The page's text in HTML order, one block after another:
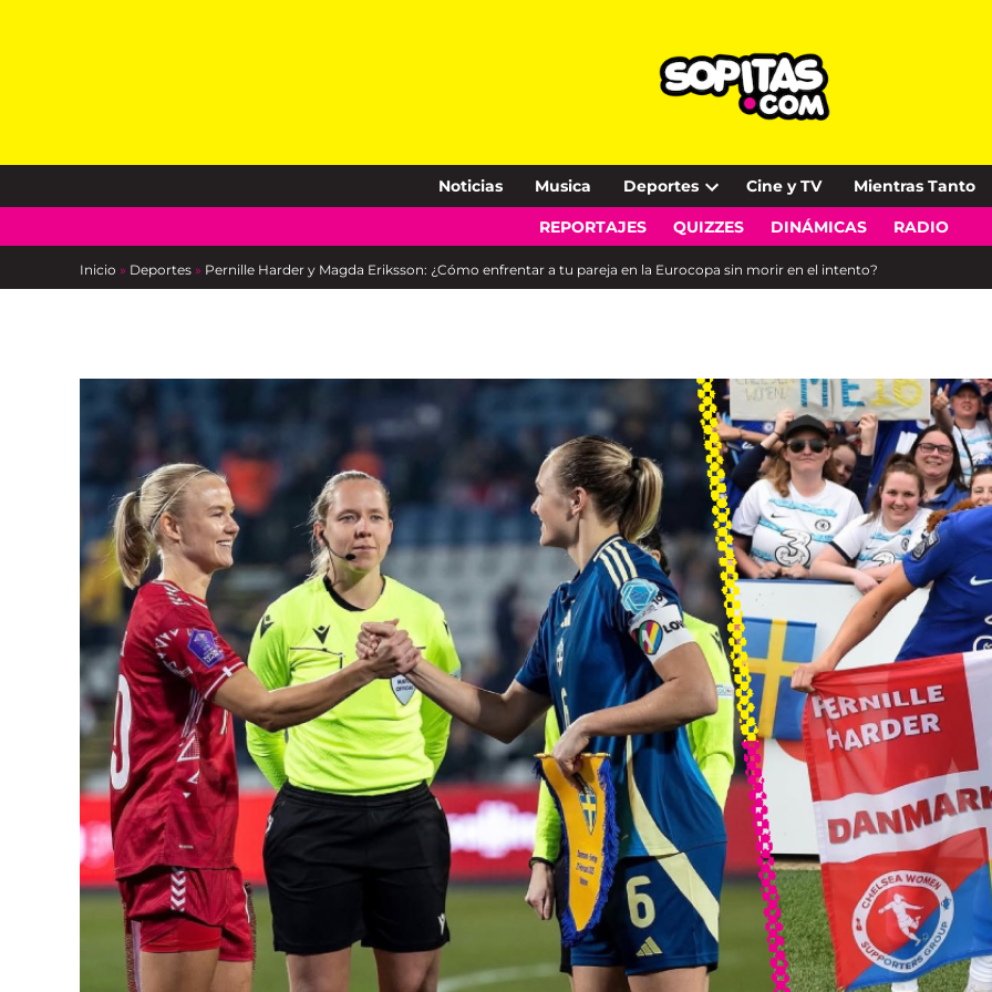
Noticias Musica Deportes
Open
dropdown
Cine y TV Mientras Tanto
REPORTAJES QUIZZES DINÁMICAS RADIO
Inicio » Deportes » Pernille Harder y Magda Eriksson: ¿Cómo enfrentar a tu pareja en la Eurocopa sin morir en el intento?